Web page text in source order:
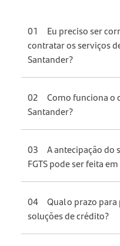
01
Eu preciso ser
contratar os serviços
Santander?
02
Como funciona o
Santander?
03
A antecipação do
FGTS pode ser feita
04
Qual o prazo
soluções de crédito?